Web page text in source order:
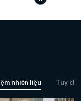
nhiên liệu Tùy